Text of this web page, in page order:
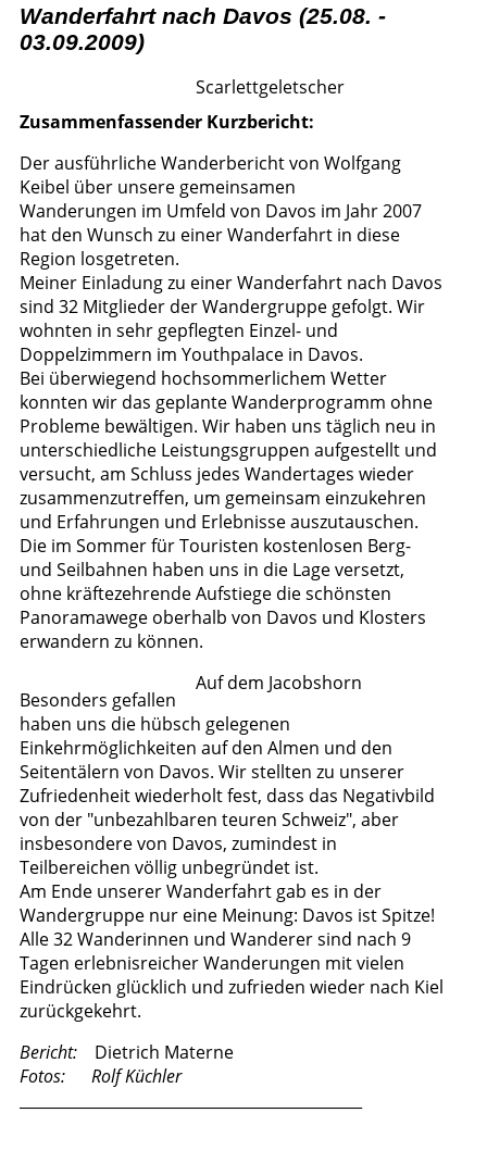
Wanderfahrt nach Davos (25.08. -
03.09.2009)
Scarlettgeletscher
Zusammenfassender Kurzbericht:
Der ausführliche Wanderbericht von Wolfgang
Keibel über unsere gemeinsamen
Wanderungen im Umfeld von Davos im Jahr 2007
hat den Wunsch zu einer Wanderfahrt in diese
Region losgetreten.
Meiner Einladung zu einer Wanderfahrt nach Davos
sind 32 Mitglieder der Wandergruppe gefolgt. Wir
wohnten in sehr gepflegten Einzel- und
Doppelzimmern im Youthpalace in Davos.
Bei überwiegend hochsommerlichem Wetter
konnten wir das geplante Wanderprogramm ohne
Probleme bewältigen. Wir haben uns täglich neu in
unterschiedliche Leistungsgruppen aufgestellt und
versucht, am Schluss jedes Wandertages wieder
zusammenzutreffen, um gemeinsam einzukehren
und Erfahrungen und Erlebnisse auszutauschen.
Die im Sommer für Touristen kostenlosen Berg-
und Seilbahnen haben uns in die Lage versetzt,
ohne kräftezehrende Aufstiege die schönsten
Panoramawege oberhalb von Davos und Klosters
erwandern zu können.
Auf dem Jacobshorn
Besonders gefallen
haben uns die hübsch gelegenen
Einkehrmöglichkeiten auf den Almen und den
Seitentälern von Davos. Wir stellten zu unserer
Zufriedenheit wiederholt fest, dass das Negativbild
von der "unbezahlbaren teuren Schweiz", aber
insbesondere von Davos, zumindest in
Teilbereichen völlig unbegründet ist.
Am Ende unserer Wanderfahrt gab es in der
Wandergruppe nur eine Meinung: Davos ist Spitze!
Alle 32 Wanderinnen und Wanderer sind nach 9
Tagen erlebnisreicher Wanderungen mit vielen
Eindrücken glücklich und zufrieden wieder nach Kiel
zurückgekehrt.
Bericht:Dietrich Materne
Fotos:
Rolf Küchler